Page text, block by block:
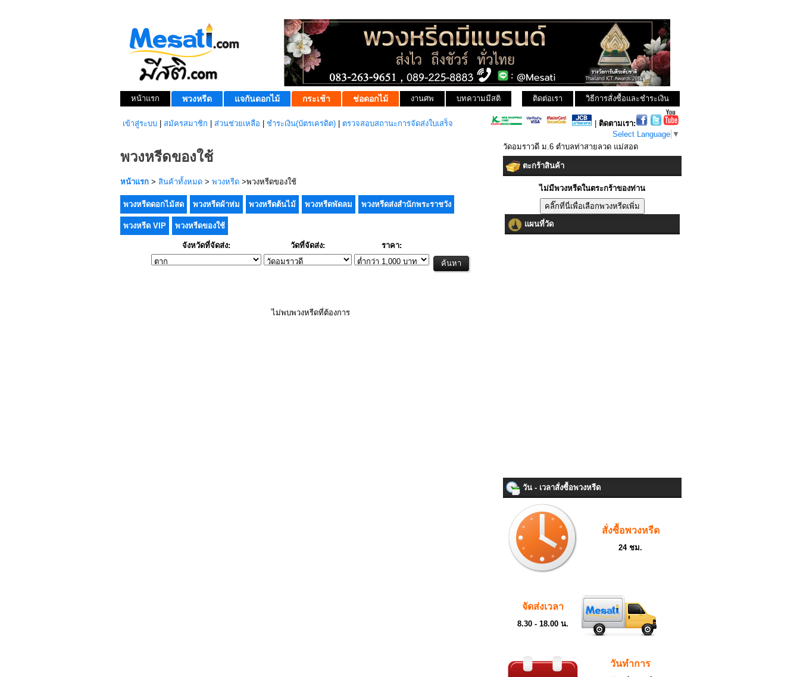
หน้าแรก พวงหรีด แจกันดอกไม้ กระเช้า ช่อดอกไม้ งานศพ บทความมีสติ วิธีการสั่งซื้อและชำระเงิน
ติดต่อเรา
เข้าสู่ระบบ สมัครสมาชิก ส่วนช่วยเหลือ ชำระเงิน(บัตรเครดิต) ตรวจสอบสถานะการจัดส่งใบเสร็จ
ติดตามเรา:
Select Language ▼
พวงหรีดของใช้
หน้าแรก > สินค้าทั้งหมด > พวงหรีด >พวงหรีดของใช้
พวงหรีดดอกไม้สด พวงหรีดผ้าห่ม พวงหรีดต้นไม้ พวงหรีดพัดลม พวงหรีดส่งสำนักพระราชวัง
พวงหรีด VIP พวงหรีดของใช้
จังหวัดที่จัดส่ง: วัดที่จัดส่ง: ราคา:
ไม่พบพวงหรีดที่ต้องการ
วัดอมราวดี ม.6 ตำบลท่าสายลวด แม่สอด
ตะกร้าสินค้า
ไม่มีพวงหรีดในตระกร้าของท่าน
แผนที่วัด
วัน - เวลาสั่งซื้อพวงหรีด
สั่งซื้อพวงหรีด
24 ชม.
จัดส่งเวลา
8.30 - 18.00 น.
วันทำการ